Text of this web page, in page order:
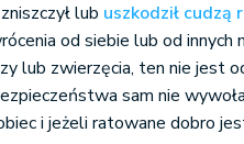
lub uszkodził cudzą
od siebie lub od
lub zwierzęcia, ten nie jest
sam nie
i jeżeli ratowane dobro